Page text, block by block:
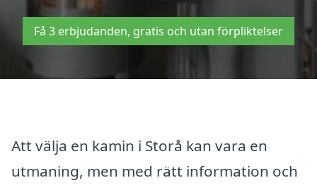
Få 3 erbjudanden, gratis och utan förpliktelser
Att välja en kamin i Storå kan vara en
utmaning, men med rätt information och